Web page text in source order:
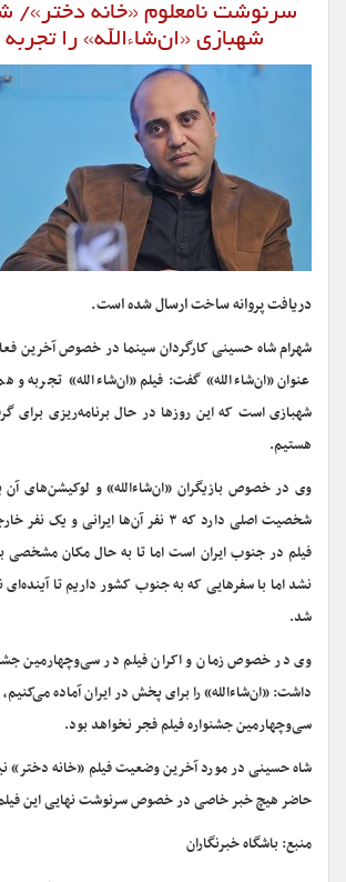
سرنوشت نامعلوم «خانه دختر»/
شهبازی «ان‌شاءالله» را
دریافت پروانه ساخت ارسال شده است.
شهرام شاه حسینی کارگردان سینما در خصوص آخرین
عنوان «ان‌شاءالله» گفت: فیلم «ان‌شاءالله» تجربه و
شهبازی است که این روزها در حال برنامه‌ریزی برای
هستیم.
شخصیت اصلی دارد که ۳ نفر آن‌ها ایرانی
فیلم در جنوب ایران است اما تا به حال مکان مشخصی
نشد اما با سفرهایی که به جنوب کشور داریم تا
شد.
وی در خصوص زمان و اکران فیلم در سی‌و‌چهارمین
داشت: «ان‌شاءالله» را برای پخش در ایران آماده
سی‌و‌چهارمین جشنواره فیلم فجر نخواهد بود.
شاه حسینی در مورد آخرین وضعیت فیلم «خانه دختر»
حاضر هیچ خبر خاصی در خصوص سرنوشت نهایی این
منبع: باشگاه خبرنگاران